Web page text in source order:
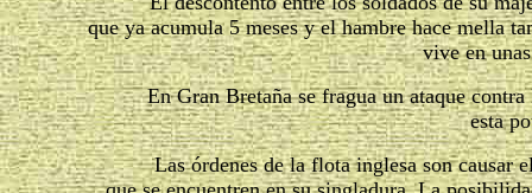
que ya acumula 5 meses y el hambre hace mella
vive en
En Gran Bretaña se fragua un ataque contra
esta
Las órdenes de la flota inglesa son causar